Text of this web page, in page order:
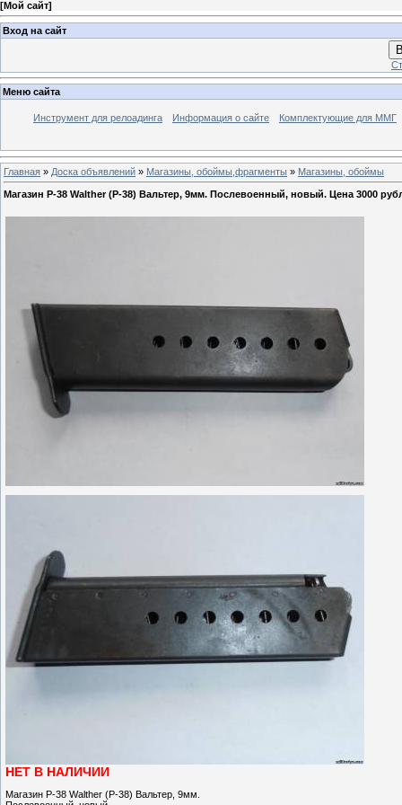
[Мой сайт]
Вход на сайт
Меню сайта
Инструмент для релоадинга Информация о сайте Комплектующие для ММГ
Главная » Доска объявлений » Магазины, обоймы,фрагменты » Магазины, обоймы
Магазин Р-38 Walther (P-38) Вальтер, 9мм. Послевоенный, новый. Цена 3000
НЕТ В НАЛИЧИИ
Магазин Р-38 Walther (P-38) Вальтер, 9мм.